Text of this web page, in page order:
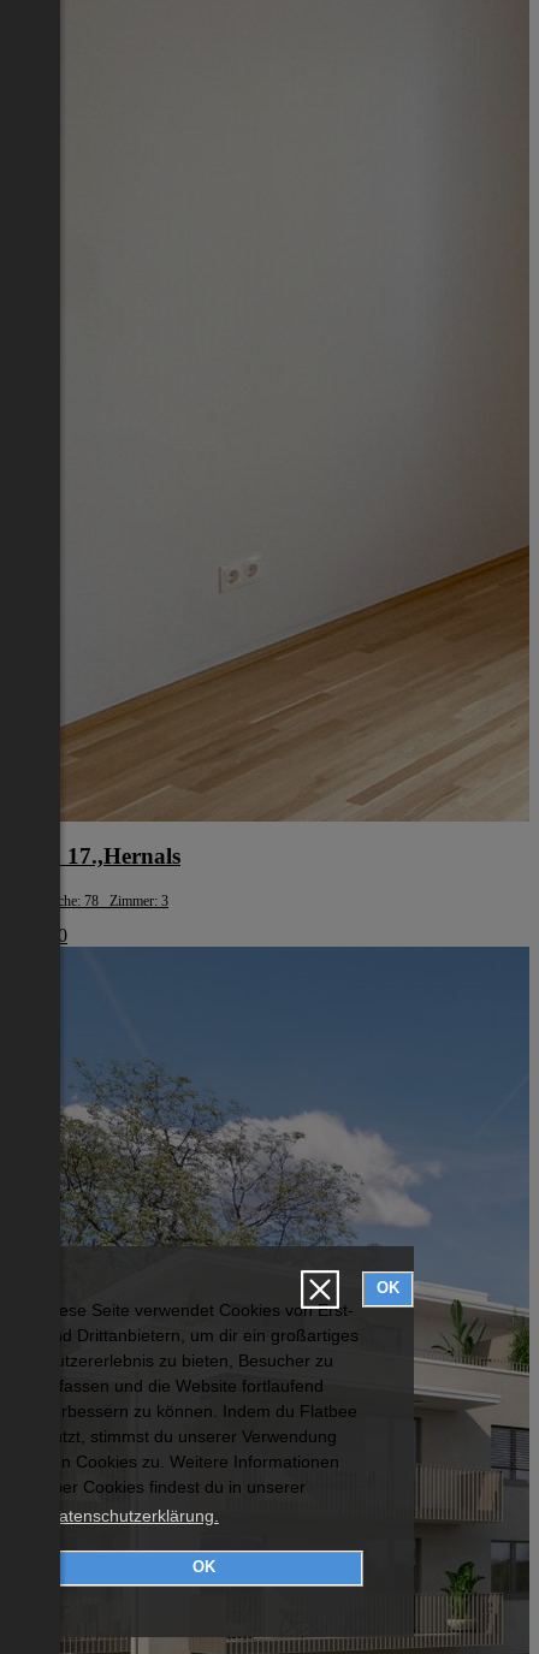
Diese Seite verwendet Cookies von Erst-
und Drittanbietern, um dir ein großartiges
Nutzererlebnis zu bieten, Besucher zu
erfassen und die Website fortlaufend
verbessern zu können. Indem du Flatbee
nutzt, stimmst du unserer Verwendung
von Cookies zu. Weitere Informationen
über Cookies findest du in unserer
Datenschutzerklärung.
OK
OK
Wien 17.,Hernals
Wohnfläche: 78 Zimmer: 3
€ 1.980